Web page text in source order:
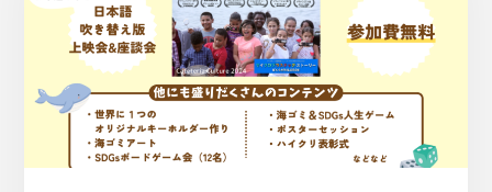
と
自
然
の
架
け